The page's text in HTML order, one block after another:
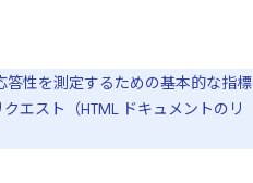
答性を測定するための基本的な指標
エスト（HTML ドキュメントのリ